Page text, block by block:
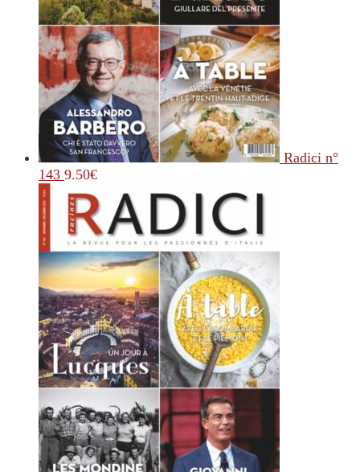
Radici n°
143 9.50€